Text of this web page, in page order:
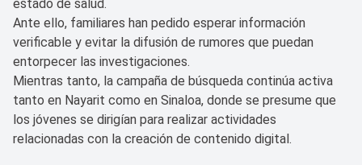
estado de salud.
Ante ello, familiares han pedido esperar información
verificable y evitar la difusión de rumores que puedan
entorpecer las investigaciones.
Mientras tanto, la campaña de búsqueda continúa activa
tanto en Nayarit como en Sinaloa, donde se presume que
los jóvenes se dirigían para realizar actividades
relacionadas con la creación de contenido digital.